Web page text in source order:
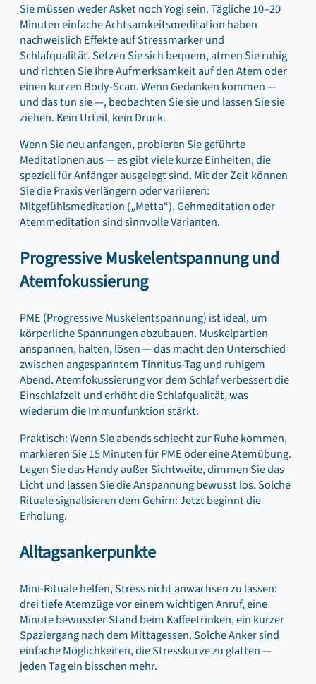
Sie müssen weder Asket noch Yogi sein. Tägliche 10–20
Minuten einfache Achtsamkeitsmeditation haben
nachweislich Effekte auf Stressmarker und
Schlafqualität. Setzen Sie sich bequem, atmen Sie ruhig
und richten Sie Ihre Aufmerksamkeit auf den Atem oder
einen kurzen Body-Scan. Wenn Gedanken kommen —
und das tun sie —, beobachten Sie sie und lassen Sie sie
ziehen. Kein Urteil, kein Druck.
Wenn Sie neu anfangen, probieren Sie geführte
Meditationen aus — es gibt viele kurze Einheiten, die
speziell für Anfänger ausgelegt sind. Mit der Zeit können
Sie die Praxis verlängern oder variieren:
Mitgefühlsmeditation („Metta“), Gehmeditation oder
Atemmeditation sind sinnvolle Varianten.
Progressive Muskelentspannung und
Atemfokussierung
PME (Progressive Muskelentspannung) ist ideal, um
körperliche Spannungen abzubauen. Muskelpartien
anspannen, halten, lösen — das macht den Unterschied
zwischen angespanntem Tinnitus-Tag und ruhigem
Abend. Atemfokussierung vor dem Schlaf verbessert die
Einschlafzeit und erhöht die Schlafqualität, was
wiederum die Immunfunktion stärkt.
Praktisch: Wenn Sie abends schlecht zur Ruhe kommen,
markieren Sie 15 Minuten für PME oder eine Atemübung.
Legen Sie das Handy außer Sichtweite, dimmen Sie das
Licht und lassen Sie die Anspannung bewusst los. Solche
Rituale signalisieren dem Gehirn: Jetzt beginnt die
Erholung.
Alltagsankerpunkte
Mini-Rituale helfen, Stress nicht anwachsen zu lassen:
drei tiefe Atemzüge vor einem wichtigen Anruf, eine
Minute bewusster Stand beim Kaffeetrinken, ein kurzer
Spaziergang nach dem Mittagessen. Solche Anker sind
einfache Möglichkeiten, die Stresskurve zu glätten —
jeden Tag ein bisschen mehr.